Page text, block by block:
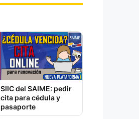
SIIC del SAIME: pedir
cita para cédula y
pasaporte